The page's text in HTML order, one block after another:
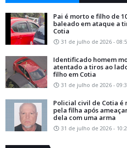
SEMANA
Pai é morto e filho de
baleado em ataque a
Cotia
31 de julho de 2026 -
Identificado homem
atentado a tiros ao
filho em Cotia
31 de julho de 2026 -
Policial civil de Cotia é
pela filha após
dela com uma arma
31 de julho de 2026 -